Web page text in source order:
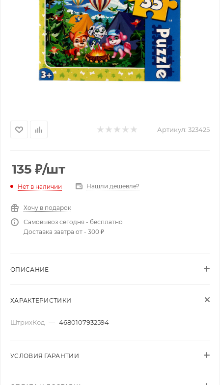
Артикул: 323425
135 ₽/шт
Нет в наличии Нашли дешевле?
Хочу в подарок
Самовывоз сегодня - бесплатно
Доставка завтра от - 300 ₽
ОПИСАНИЕ
ХАРАКТЕРИСТИКИ
ШтрихКод — 4680107932594
УСЛОВИЯ ГАРАНТИИ